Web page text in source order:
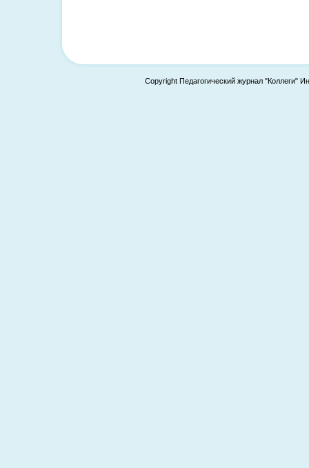
Copyright Педагогический журнал "Коллеги"